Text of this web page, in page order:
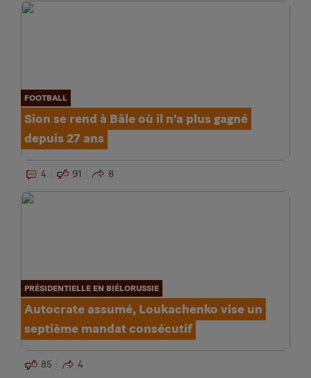
FOOTBALL
Sion se rend à Bâle où il n'a plus gagné
depuis 27 ans
4 91 8
PRÉSIDENTIELLE EN BIÉLORUSSIE
Autocrate assumé, Loukachenko vise un
septième mandat consécutif
85 4